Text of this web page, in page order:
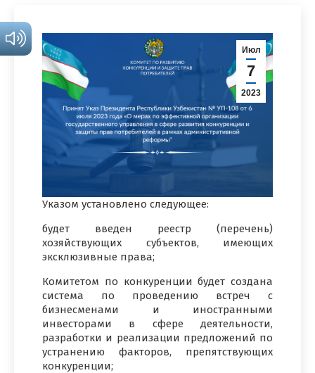
Июл
7
2023
Указом установлено следующее:
будет введен реестр (перечень)
хозяйствующих субъектов, имеющих
эксклюзивные права;
Комитетом по конкуренции будет создана
система по проведению встреч с
бизнесменами и иностранными
инвесторами в сфере деятельности,
разработки и реализации предложений по
устранению факторов, препятствующих
конкуренции;